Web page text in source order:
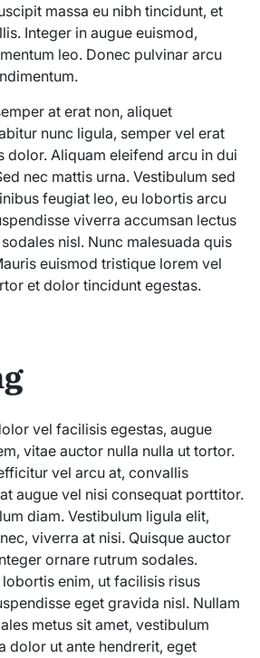
massa eu nibh tincidunt, et
Integer in augue euismod,
leo. Donec pulvinar arcu
at erat non, aliquet
nunc ligula, semper vel erat
dolor. Aliquam eleifend arcu in dui
nec mattis urna. Vestibulum sed
feugiat leo, eu lobortis arcu
viverra accumsan lectus
nisl. Nunc malesuada quis
euismod tristique lorem vel
et dolor tincidunt egestas.
vel facilisis egestas, augue
vitae auctor nulla nulla ut tortor.
vel arcu at, convallis
augue vel nisi consequat porttitor.
diam. Vestibulum ligula elit,
viverra at nisi. Quisque auctor
ornare rutrum sodales.
enim, ut facilisis risus
eget gravida nisl. Nullam
metus sit amet, vestibulum
dolor ut ante hendrerit, eget